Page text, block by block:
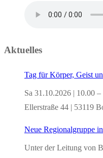
Aktuelles
Tag für Körper, Geist
Sa 31.10.2026 | 10.00
Ellerstraße 44 | 53119
Neue Regionalgruppe
Unter der Leitung von